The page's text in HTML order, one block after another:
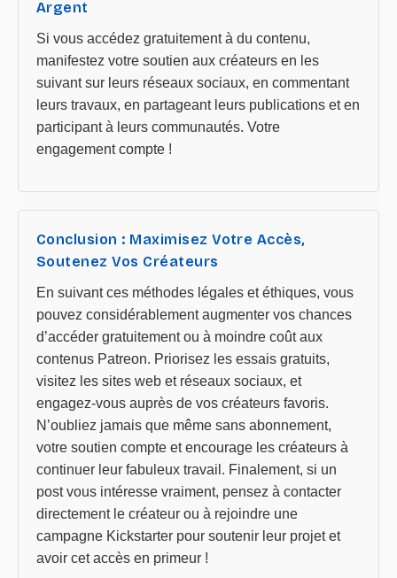
Argent
Si vous accédez gratuitement à du contenu,
manifestez votre soutien aux créateurs en les
suivant sur leurs réseaux sociaux, en commentant
leurs travaux, en partageant leurs publications et en
participant à leurs communautés. Votre
engagement compte !
Conclusion : Maximisez Votre Accès,
Soutenez Vos Créateurs
En suivant ces méthodes légales et éthiques, vous
pouvez considérablement augmenter vos chances
d’accéder gratuitement ou à moindre coût aux
contenus Patreon. Priorisez les essais gratuits,
visitez les sites web et réseaux sociaux, et
engagez-vous auprès de vos créateurs favoris.
N’oubliez jamais que même sans abonnement,
votre soutien compte et encourage les créateurs à
continuer leur fabuleux travail. Finalement, si un
post vous intéresse vraiment, pensez à contacter
directement le créateur ou à rejoindre une
campagne Kickstarter pour soutenir leur projet et
avoir cet accès en primeur !